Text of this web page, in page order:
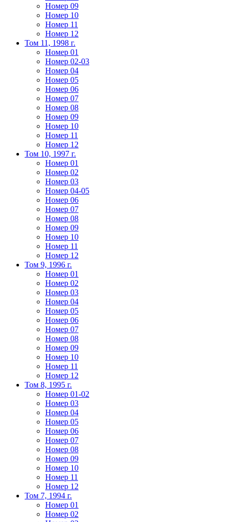
Номер 09
Номер 10
Номер 11
Номер 12
Том 11, 1998 г.
Номер 01
Номер 02-03
Номер 04
Номер 05
Номер 06
Номер 07
Номер 08
Номер 09
Номер 10
Номер 11
Номер 12
Том 10, 1997 г.
Номер 01
Номер 02
Номер 03
Номер 04-05
Номер 06
Номер 07
Номер 08
Номер 09
Номер 10
Номер 11
Номер 12
Том 9, 1996 г.
Номер 01
Номер 02
Номер 03
Номер 04
Номер 05
Номер 06
Номер 07
Номер 08
Номер 09
Номер 10
Номер 11
Номер 12
Том 8, 1995 г.
Номер 01-02
Номер 03
Номер 04
Номер 05
Номер 06
Номер 07
Номер 08
Номер 09
Номер 10
Номер 11
Номер 12
Том 7, 1994 г.
Номер 01
Номер 02